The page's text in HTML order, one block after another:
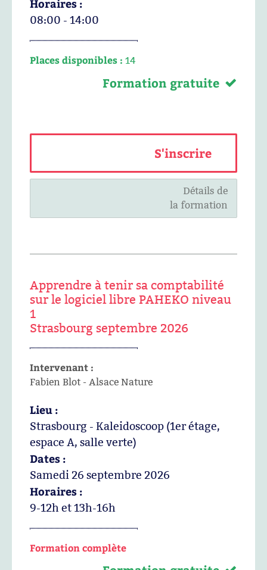
Horaires :
08:00 - 14:00
Places disponibles : 14
Formation gratuite
S'inscrire
Détails de
la formation
Apprendre à tenir sa comptabilité
sur le logiciel libre PAHEKO niveau
1
Strasbourg septembre 2026
Intervenant :
Fabien Blot - Alsace Nature
Lieu :
Strasbourg - Kaleidoscoop (1er étage,
espace A, salle verte)
Dates :
Samedi 26 septembre 2026
Horaires :
9-12h et 13h-16h
Formation complète